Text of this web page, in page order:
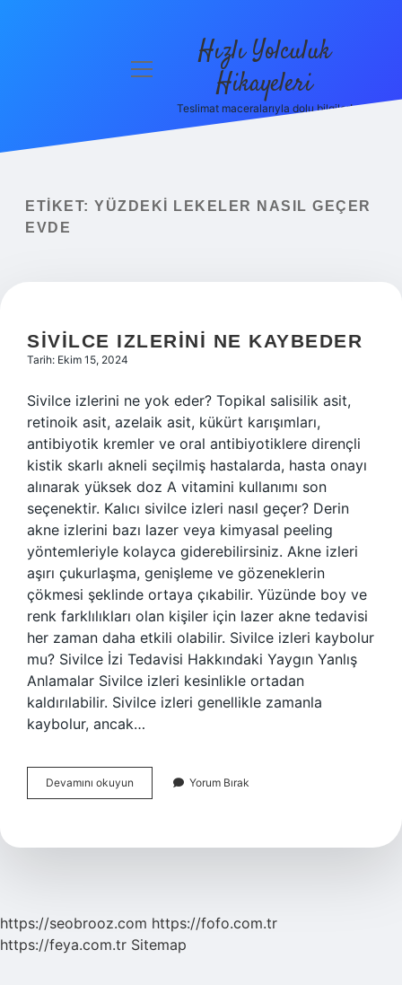
Yasal Uyarı
menüyü
Hızlı Yolculuk
Hikayeleri
Teslimat maceralarıyla dolu bilgiler!
ETIKET: YÜZDEKI LEKELER NASIL GEÇER
EVDE
SIVILCE IZLERINI NE KAYBEDER
Tarih: Ekim 15, 2024
Sivilce izlerini ne yok eder? Topikal salisilik asit,
retinoik asit, azelaik asit, kükürt karışımları,
antibiyotik kremler ve oral antibiyotiklere dirençli
kistik skarlı akneli seçilmiş hastalarda, hasta onayı
alınarak yüksek doz A vitamini kullanımı son
seçenektir. Kalıcı sivilce izleri nasıl geçer? Derin
akne izlerini bazı lazer veya kimyasal peeling
yöntemleriyle kolayca giderebilirsiniz. Akne izleri
aşırı çukurlaşma, genişleme ve gözeneklerin
çökmesi şeklinde ortaya çıkabilir. Yüzünde boy ve
renk farklılıkları olan kişiler için lazer akne tedavisi
her zaman daha etkili olabilir. Sivilce izleri kaybolur
mu? Sivilce İzi Tedavisi Hakkındaki Yaygın Yanlış
Anlamalar Sivilce izleri kesinlikle ortadan
kaldırılabilir. Sivilce izleri genellikle zamanla
kaybolur, ancak…
Devamını okuyun
Izlerini
Yorum Bırak
https://seobrooz.com https://fofo.com.tr
https://feya.com.tr Sitemap